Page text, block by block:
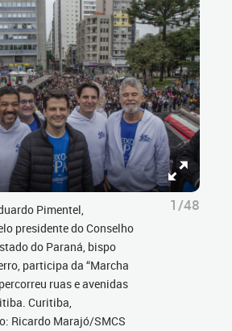
Pimentel,
presidente do Conselho
do Paraná, bispo
participa da “Marcha
ruas e avenidas
Curitiba,
Ricardo Marajó/SMCS
1/48